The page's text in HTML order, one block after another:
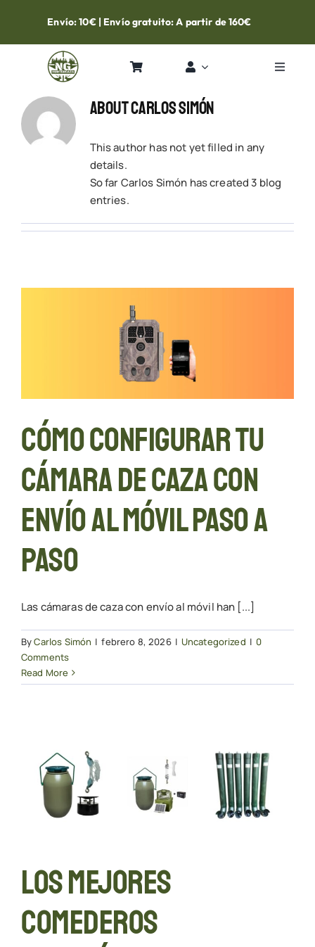
content
Envío: 10€ | Envío gratuito: A partir de 160€
Toggle
Inicio
AboutCarlos Simón
This author has not yet filled in any
details.
So far Carlos Simón has created 3 blog
entries.
Cómo configurar tu
cámara de caza con
envío al móvil paso a
paso
Las cámaras de caza con envío al móvil han [...]
ByCarlos Simón | febrero 8, 2026 | Uncategorized | 0
Comments
Read More
Los mejores
comederos